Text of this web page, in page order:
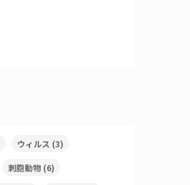
ウィルス (3)
刺胞動物 (6)